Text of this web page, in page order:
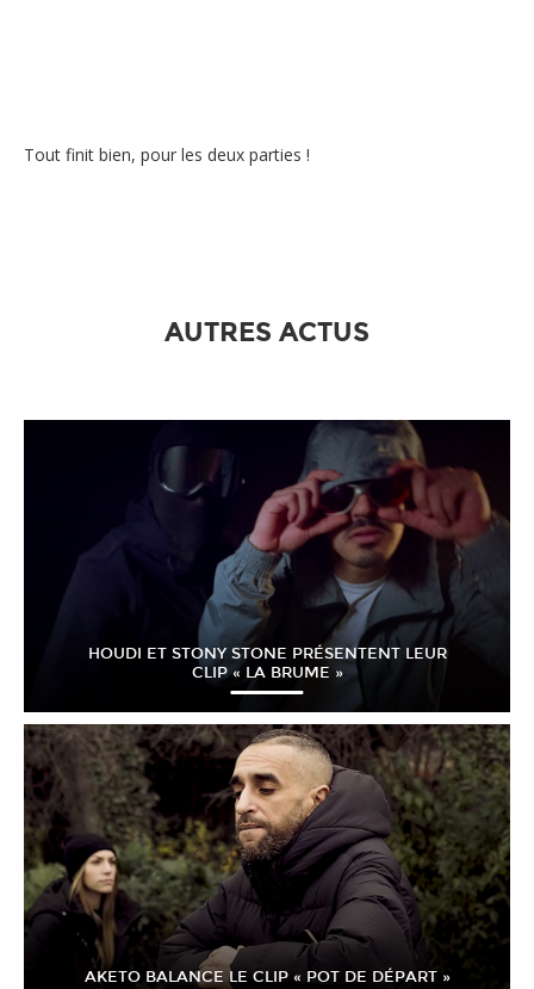
Tout finit bien, pour les deux parties !
AUTRES ACTUS
HOUDI ET STONY STONE PRÉSENTENT LEUR
CLIP « LA BRUME »
AKETO BALANCE LE CLIP « POT DE DÉPART »